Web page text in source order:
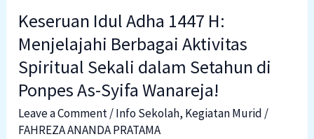
Keseruan Idul Adha 1447 H:
Menjelajahi Berbagai Aktivitas
Spiritual Sekali dalam Setahun di
Ponpes As-Syifa Wanareja!
Leave a Comment/Info Sekolah, Kegiatan Murid /
FAHREZA ANANDA PRATAMA
Sekali
dalam
Setahun
di
Ponpes
As-